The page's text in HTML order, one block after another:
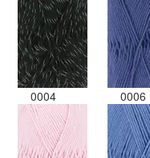
0004 0006